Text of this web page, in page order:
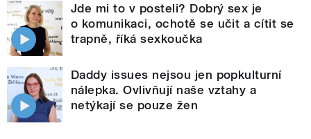
Jde mi to v posteli? Dobrý sex je
o komunikaci, ochotě se učit a cítit se
trapně, říká sexkoučka
Daddy issues nejsou jen popkulturní
nálepka. Ovlivňují naše vztahy a
netýkají se pouze žen